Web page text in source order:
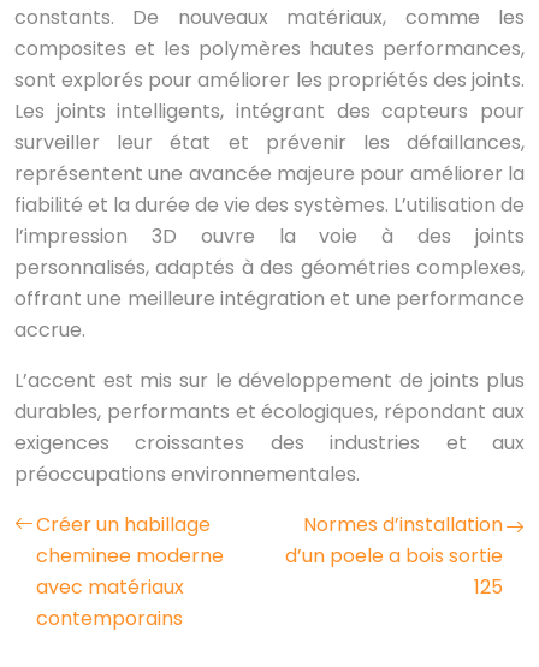
constants. De nouveaux matériaux, comme les
composites et les polymères hautes performances,
sont explorés pour améliorer les propriétés des joints.
Les joints intelligents, intégrant des capteurs pour
surveiller leur état et prévenir les défaillances,
représentent une avancée majeure pour améliorer la
fiabilité et la durée de vie des systèmes. L’utilisation de
l’impression 3D ouvre la voie à des joints
personnalisés, adaptés à des géométries complexes,
offrant une meilleure intégration et une performance
accrue.
L’accent est mis sur le développement de joints plus
durables, performants et écologiques, répondant aux
exigences croissantes des industries et aux
préoccupations environnementales.
Créer un habillage
cheminee moderne
avec matériaux
contemporains
Normes d’installation
d’un poele a bois sortie
125